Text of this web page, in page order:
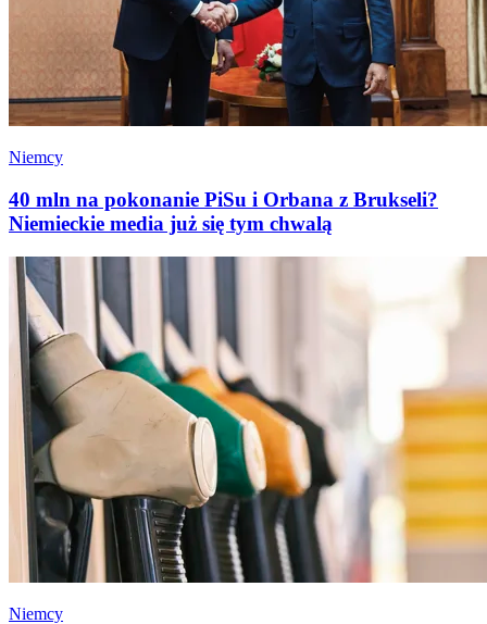
Niemcy
40 mln na pokonanie PiSu i Orbana z Brukseli?
Niemieckie media już się tym chwalą
Niemcy